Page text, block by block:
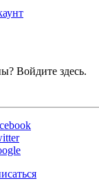
Войдите здесь.